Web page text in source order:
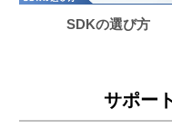
SDKの選び方
サポー